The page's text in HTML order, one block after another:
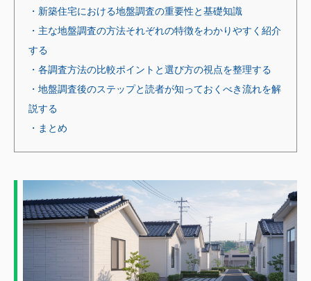
・新築住宅における地盤調査の重要性と基礎知識
・主な地盤調査の方法それぞれの特徴をわかりやすく紹介
する
・各調査方法の比較ポイントと選び方の視点を整理する
・地盤調査後のステップと読者が知っておくべき流れを解
説する
・まとめ